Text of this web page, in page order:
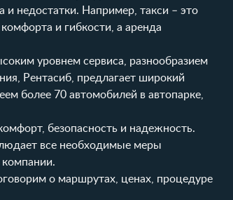
недостатки. Например, такси – это
и гибкости, а аренда
уровнем сервиса, разнообразием
Рентасиб , предлагает широкий
более 70 автомобилей в автопарке,
безопасность и надежность.
все необходимые меры
компании.
о маршрутах, ценах, процедуре